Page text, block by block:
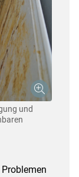
und